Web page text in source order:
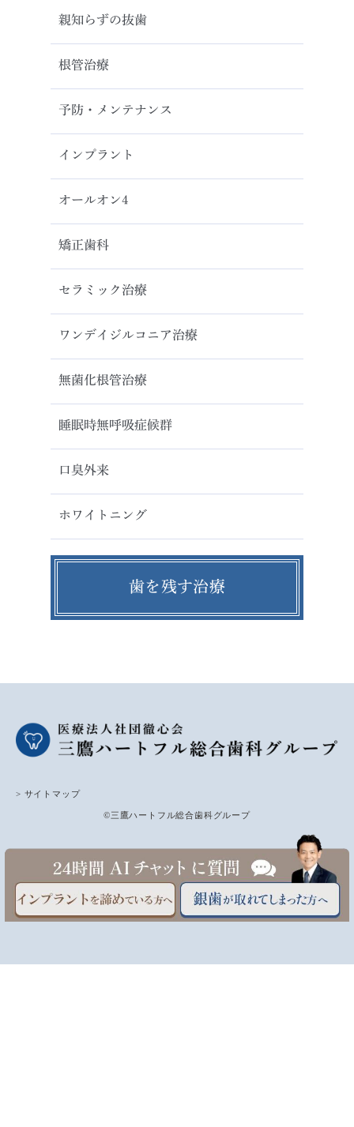
親知らずの抜歯
根管治療
予防・メンテナンス
インプラント
オールオン4
矯正歯科
セラミック治療
ワンデイジルコニア治療
無菌化根管治療
睡眠時無呼吸症候群
口臭外来
ホワイトニング
歯を残す治療
> サイトマップ
©三鷹ハートフル総合歯科グループ